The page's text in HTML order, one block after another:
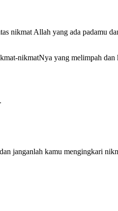
nikmat Allah yang ada padamu
nikmatNya yang melimpah
janganlah kamu mengingkari